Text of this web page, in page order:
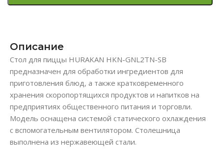
Описание
Стол для пиццы HURAKAN HKN-GNL2TN-SB
предназначен для обработки ингредиентов для
приготовления блюд, а также кратковременного
хранения скоропортящихся продуктов и напитков на
предприятиях общественного питания и торговли.
Модель оснащена системой статического охлаждения
с вспомогательным вентилятором. Столешница
выполнена из нержавеющей стали.